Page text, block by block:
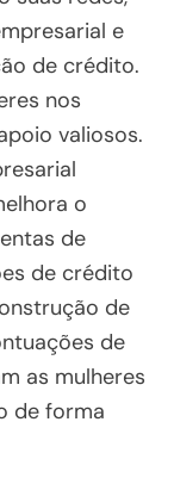
e
de crédito.
nos
valiosos.
o
de
de crédito
de
de
as mulheres
de forma